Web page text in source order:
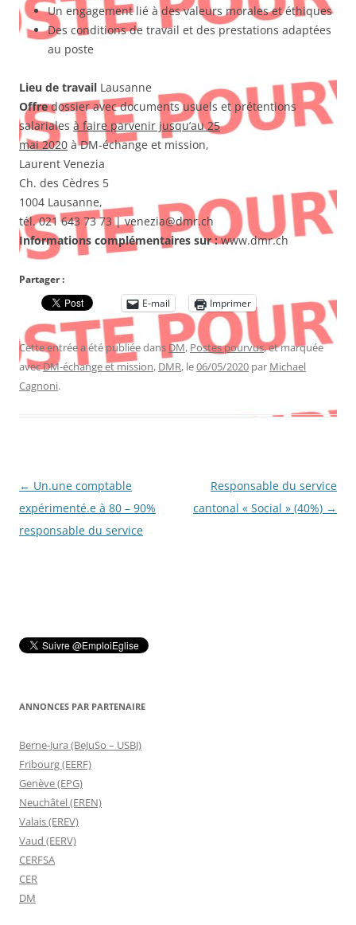
Un engagement lié à des valeurs morales et éthiques
Des conditions de travail et des prestations adaptées
au poste
Lieu de travail Lausanne
Offredossier avec documents usuels et prétentions
salariales à faire parvenir jusqu’au 25
mai 2020 à DM-échange et mission,
Laurent Venezia
Ch. des Cèdres 5
1004 Lausanne,
tél. 021 643 73 73 | venezia@dmr.ch
Informations complémentaires sur :www.dmr.ch
Partager :
E-mail
Imprimer
Cette entrée a été publiée dans DM, Postes pourvus, et marquée
avecDM-échange et mission, DMR, le06/05/2020 par Michael
Cagnoni.
Navigation
des
articles
← Un.une comptable
expérimenté.e à 80 – 90%
responsable du service
Responsable du service
cantonal « Social » (40%) →
ANNONCES PAR PARTENAIRE
Berne-Jura (BeJuSo – USBJ)
Fribourg (EERF)
Genève (EPG)
Neuchâtel (EREN)
Valais (EREV)
Vaud (EERV)
CERFSA
CER
DM